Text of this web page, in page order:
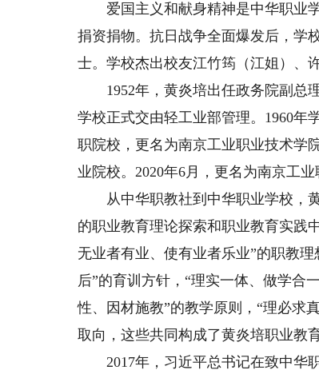
爱国主义和献身精神是中华职业学
捐资捐物。抗日战争全面爆发后，学
士。学校杰出校友江竹筠（江姐）、
1952年，黄炎培出任政务院副总理
学校正式交由轻工业部管理。1960年
职院校，更名为南京工业职业技术学
业院校。2020年6月，更名为南京工业
从中华职教社到中华职业学校，黄
的职业教育理论探索和职业教育实践
无业者有业、使有业者乐业”的职教
后”的育训方针，“理实一体、做学合
性、因材施教”的教学原则，“理必求
取向，这些共同构成了黄炎培职业教
2017年，习近平总书记在致中华职